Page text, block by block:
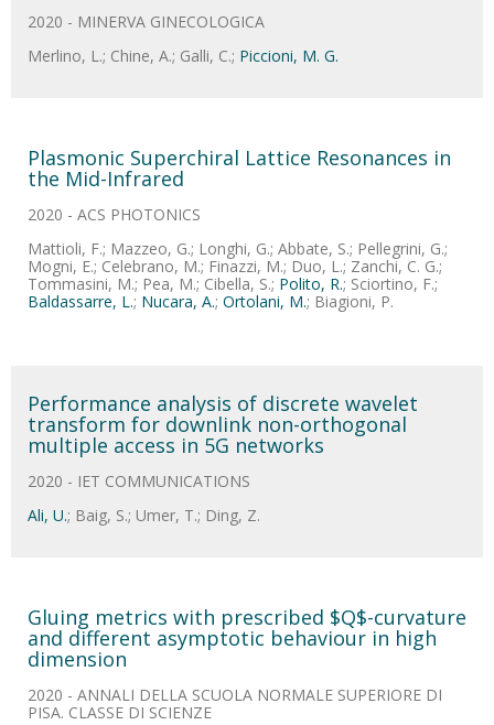
2020 - MINERVA GINECOLOGICA
Merlino, L.; Chine, A.; Galli, C.; Piccioni, M. G.
Plasmonic Superchiral Lattice Resonances in
the Mid-Infrared
2020 - ACS PHOTONICS
Mattioli, F.; Mazzeo, G.; Longhi, G.; Abbate, S.; Pellegrini, G.;
Mogni, E.; Celebrano, M.; Finazzi, M.; Duo, L.; Zanchi, C. G.;
Tommasini, M.; Pea, M.; Cibella, S.; Polito, R.; Sciortino, F.;
Baldassarre, L.; Nucara, A.; Ortolani, M.; Biagioni, P.
Performance analysis of discrete wavelet
transform for downlink non-orthogonal
multiple access in 5G networks
2020 - IET COMMUNICATIONS
Ali, U.; Baig, S.; Umer, T.; Ding, Z.
Gluing metrics with prescribed $Q$-curvature
and different asymptotic behaviour in high
dimension
2020 - ANNALI DELLA SCUOLA NORMALE SUPERIORE DI
PISA. CLASSE DI SCIENZE